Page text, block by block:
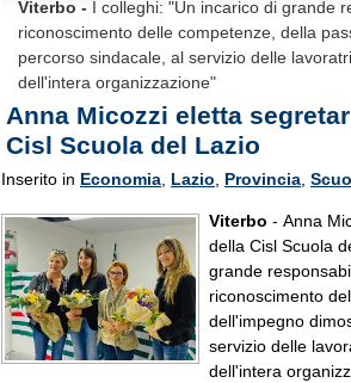
Viterbo - I colleghi: "Un incarico di grande
riconoscimento delle competenze, della
percorso sindacale, al servizio delle
dell'intera organizzazione"
Anna Micozzi eletta
Cisl Scuola del Lazio
Inserito in Economia, Lazio, Provincia,
Viterbo - Anna
della Cisl Scuola
grande
riconoscimento
dell'impegno
servizio delle
dell'intera